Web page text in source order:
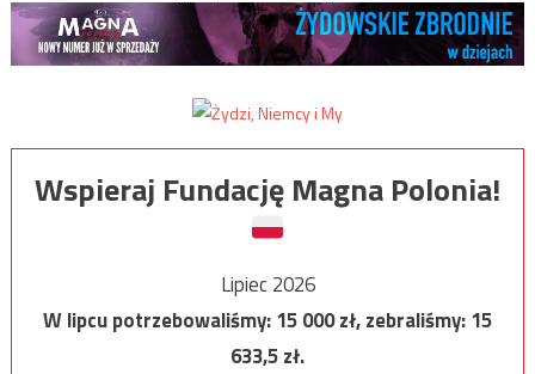
Wspieraj Fundację Magna Polonia!
Lipiec 2026
W lipcu potrzebowaliśmy:15 000zł, zebraliśmy:15
633,5zł.